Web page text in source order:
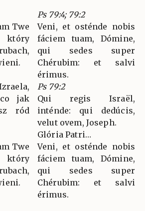
Twe
który
co jak
ród
Twe
który
Ps 79:4; 79:2
Veni, et osténde nobis
fáciem tuam, Dómine,
qui sedes super
Chérubim: et salvi
érimus.
Ps 79:2
Qui regis Israël,
inténde: qui dedúcis,
velut ovem, Joseph.
Glória Patri…
Veni, et osténde nobis
fáciem tuam, Dómine,
qui sedes super
Chérubim: et salvi
érimus.